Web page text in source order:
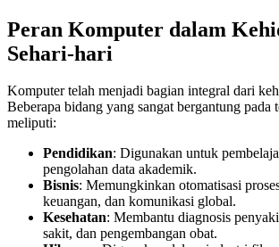
Peran Komputer dalam
Sehari-hari
Komputer telah menjadi bagian integral dari
Beberapa bidang yang sangat bergantung
meliputi:
Pendidikan: Digunakan untuk
pengolahan data akademik.
Bisnis: Memungkinkan otomatisasi
keuangan, dan komunikasi global.
Kesehatan: Membantu diagnosis
sakit, dan pengembangan obat.